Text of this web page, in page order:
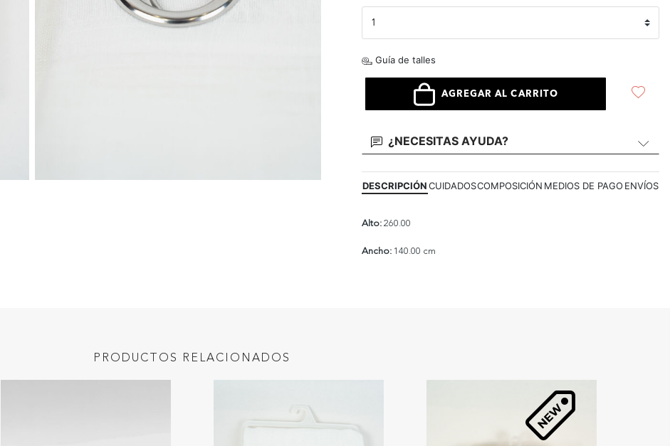
Guía de talles
AGREGAR AL CARRITO
¿NECESITAS AYUDA?
DESCRIPCIÓNCUIDADOSCOMPOSICIÓN MEDIOS DE PAGO ENVÍOS
Alto: 260.00
Ancho: 140.00 cm
PRODUCTOS RELACIONADOS